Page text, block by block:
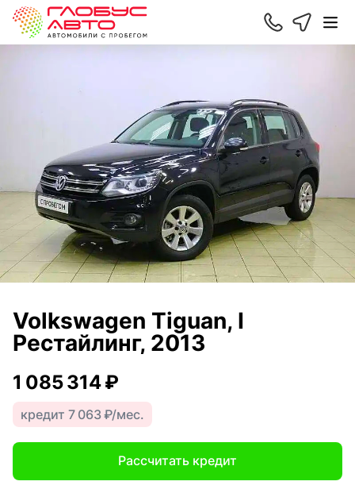
Volkswagen Tiguan, I
Рестайлинг, 2013
1 085 314 ₽
кредит 7 063 ₽/мес.
Рассчитать кредит